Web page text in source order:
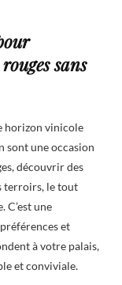
sans
horizon vinicole
sont une occasion
découvrir des
terroirs, le tout
C’est une
et
à votre palais,
et conviviale.